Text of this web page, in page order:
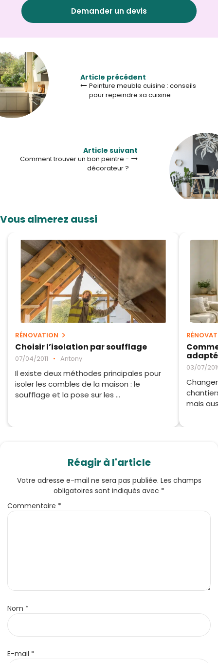
Demander un devis
Article précédent
Peinture meuble cuisine : conseils
pour repeindre sa cuisine
Article suivant
Comment trouver un bon peintre -
décorateur ?
Vous aimerez aussi
RÉNOVATION
Choisir l’isolation par soufflage
07/04/2011 • Antony
Il existe deux méthodes principales pour
isoler les combles de la maison : le
soufflage et la pose sur les ...
03/07/
mais
Réagir à l'article
Votre adresse e-mail ne sera pas publiée. Les champs
obligatoires sont indiqués avec *
Commentaire *
Nom *
E-mail *